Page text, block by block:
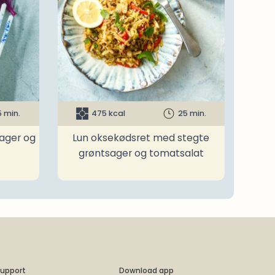
min.
og
475 kcal 25 min.
Lun oksekødsret med stegte
grøntsager og tomatsalat
Download app